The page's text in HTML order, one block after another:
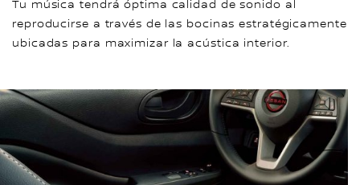
Tu música tendrá óptima calidad de sonido al
reproducirse a través de las bocinas estratégicamente
ubicadas para maximizar la acústica interior.